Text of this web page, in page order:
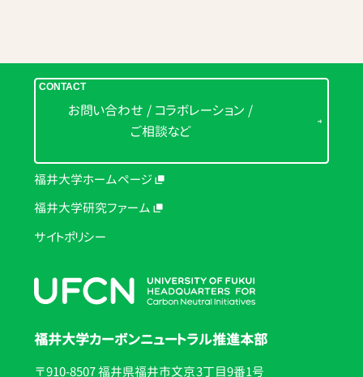
CONTACT
お問い合わせ / コラボレーション /
ご相談など
福井大学ホームページ
福井大学研究ファーム
サイトポリシー
福井大学カーボンニュートラル推進本部
〒910-8507 福井県福井市文京3丁目9番1号